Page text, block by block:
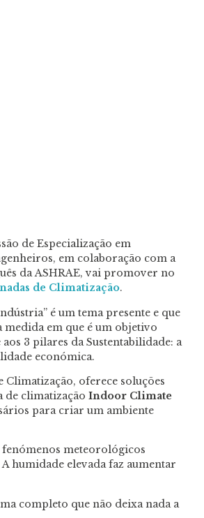
de Especialização em
em colaboração com a
da ASHRAE, vai promover no
de Climatização.
é um tema presente e que
medida em que é um objetivo
3 pilares da Sustentabilidade: a
económica.
Climatização, oferece soluções
de climatização Indoor Climate
para criar um ambiente
fenómenos meteorológicos
humidade elevada faz aumentar
completo que não deixa nada a